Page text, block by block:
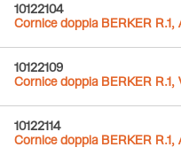
10122104
Cornice doppia BERKER R.1,
10122109
Cornice doppia BERKER R.1,
10122114
Cornice doppia BERKER R.1,